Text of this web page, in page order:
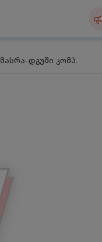
მასრა-დგუში კომპ.